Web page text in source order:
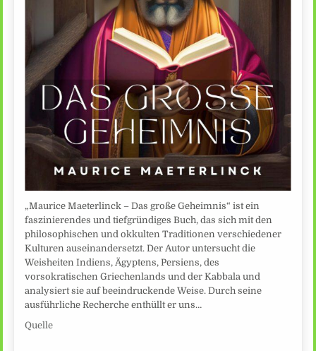
„Maurice Maeterlinck – Das große Geheimnis“ ist ein
faszinierendes und tiefgründiges Buch, das sich mit den
philosophischen und okkulten Traditionen verschiedener
Kulturen auseinandersetzt. Der Autor untersucht die
Weisheiten Indiens, Ägyptens, Persiens, des
vorsokratischen Griechenlands und der Kabbala und
analysiert sie auf beeindruckende Weise. Durch seine
ausführliche Recherche enthüllt er uns…
Quelle